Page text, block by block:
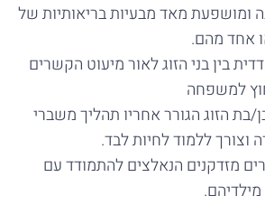
ומושפעת מאד מבעיות בריאותיות של
אחד מהם.
בין בני הזוג לאור מיעוט הקשרים
למשפחה
בת הזוג הגורר אחריו תהליך משברי
וצורך ללמוד לחיות לבד.
מזדקנים הנאלצים להתמודד עם